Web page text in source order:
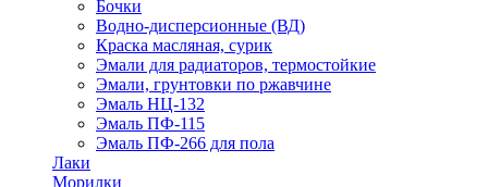
Бочки
Водно-дисперсионные (ВД)
Краска масляная, сурик
Эмали для радиаторов, термостойкие
Эмали, грунтовки по ржавчине
Эмаль НЦ-132
Эмаль ПФ-115
Эмаль ПФ-266 для пола
Лаки
Морилки